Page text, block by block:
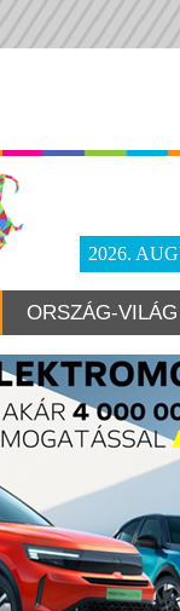
2026.
ORSZÁG-VILÁG